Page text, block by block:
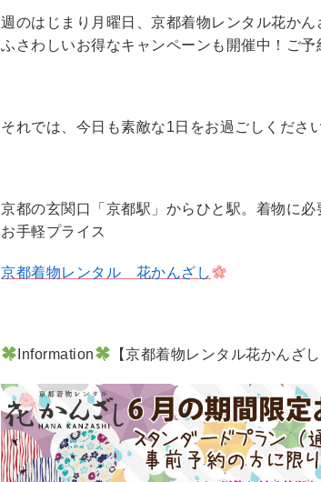
週のはじまり月曜日、京都着物レンタル花か
ふさわしいお得なキャンペーンも開催中！ご予
それでは、今日も素敵な1日をお過ごしくださ
京都の玄関口「京都駅」からひと駅。着物に
お手軽プライス
京都着物レンタル 花かんざし
Information 【京都着物レンタル花かんざ